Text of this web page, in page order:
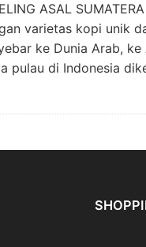
ASAL
varietas kopi unik
ke Dunia Arab,
pulau di Indonesia